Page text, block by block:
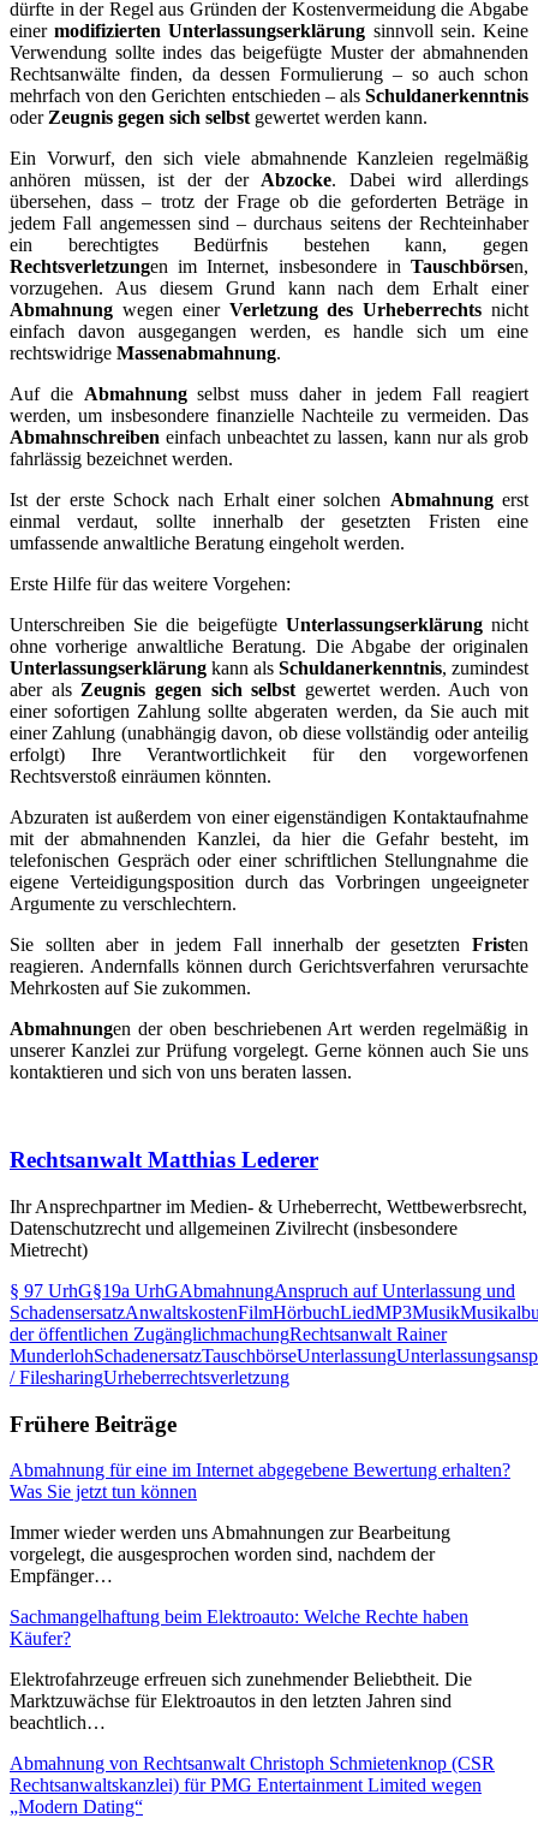
dürfte in der Regel aus Gründen der Kostenvermeidung die Abgabe
einermodifizierten Unterlassungserklärung sinnvoll sein. Keine
Verwendung sollte indes das beigefügte Muster der abmahnenden
Rechtsanwälte finden, da dessen Formulierung – so auch schon
mehrfach von den Gerichten entschieden – als Schuldanerkenntnis
oderZeugnis gegen sich selbstgewertet werden kann.
Ein Vorwurf, den sich viele abmahnende Kanzleien regelmäßig
anhören müssen, ist der derAbzocke. Dabei wird allerdings
übersehen, dass – trotz der Frage ob die geforderten Beträge in
jedem Fall angemessen sind – durchaus seitens der Rechteinhaber
ein berechtigtes Bedürfnis bestehen kann, gegen
Rechtsverletzungen im Internet, insbesondere in Tauschbörsen,
vorzugehen. Aus diesem Grund kann nach dem Erhalt einer
Abmahnung wegen einer Verletzung des Urheberrechts nicht
einfach davon ausgegangen werden, es handle sich um eine
rechtswidrige Massenabmahnung.
Auf die Abmahnungselbst muss daher in jedem Fall reagiert
werden, um insbesondere finanzielle Nachteile zu vermeiden. Das
Abmahnschreiben einfach unbeachtet zu lassen, kann nur als grob
fahrlässig bezeichnet werden.
Ist der erste Schock nach Erhalt einer solchen Abmahnungerst
einmal verdaut, sollte innerhalb der gesetzten Fristen eine
umfassende anwaltliche Beratung eingeholt werden.
Erste Hilfe für das weitere Vorgehen:
Unterschreiben Sie die beigefügte Unterlassungserklärungnicht
ohne vorherige anwaltliche Beratung. Die Abgabe der originalen
Unterlassungserklärung kann als Schuldanerkenntnis, zumindest
aber alsZeugnis gegen sich selbstgewertet werden. Auch von
einer sofortigen Zahlung sollte abgeraten werden, da Sie auch mit
einer Zahlung (unabhängig davon, ob diese vollständig oder anteilig
erfolgt) Ihre Verantwortlichkeit für den vorgeworfenen
Rechtsverstoß einräumen könnten.
Abzuraten ist außerdem von einer eigenständigen Kontaktaufnahme
mit der abmahnenden Kanzlei, da hier die Gefahr besteht, im
telefonischen Gespräch oder einer schriftlichen Stellungnahme die
eigene Verteidigungsposition durch das Vorbringen ungeeigneter
Argumente zu verschlechtern.
Sie sollten aber in jedem Fall innerhalb der gesetzten Fristen
reagieren. Andernfalls können durch Gerichtsverfahren verursachte
Mehrkosten auf Sie zukommen.
Abmahnungen der oben beschriebenen Art werden regelmäßig in
unserer Kanzlei zur Prüfung vorgelegt. Gerne können auch Sie uns
kontaktieren und sich von uns beraten lassen.
Rechtsanwalt Matthias Lederer
Ihr Ansprechpartner im Medien- & Urheberrecht, Wettbewerbsrecht,
Datenschutzrecht und allgemeinen Zivilrecht (insbesondere
Mietrecht)
§ 97 UrhG§19a UrhGAbmahnungAnspruch auf Unterlassung und
SchadensersatzAnwaltskostenFilmHörbuchLiedMP3Musik
der öffentlichen ZugänglichmachungRechtsanwalt Rainer
MunderlohSchadenersatzTauschbörseUnterlassung
/ FilesharingUrheberrechtsverletzung
Frühere Beiträge
Abmahnung für eine im Internet abgegebene Bewertung erhalten?
Was Sie jetzt tun können
Immer wieder werden uns Abmahnungen zur Bearbeitung
vorgelegt, die ausgesprochen worden sind, nachdem der
Empfänger…
Sachmangelhaftung beim Elektroauto: Welche Rechte haben
Käufer?
Elektrofahrzeuge erfreuen sich zunehmender Beliebtheit. Die
Marktzuwächse für Elektroautos in den letzten Jahren sind
beachtlich…
Abmahnung von Rechtsanwalt Christoph Schmietenknop (CSR
Rechtsanwaltskanzlei) für PMG Entertainment Limited wegen
„Modern Dating“